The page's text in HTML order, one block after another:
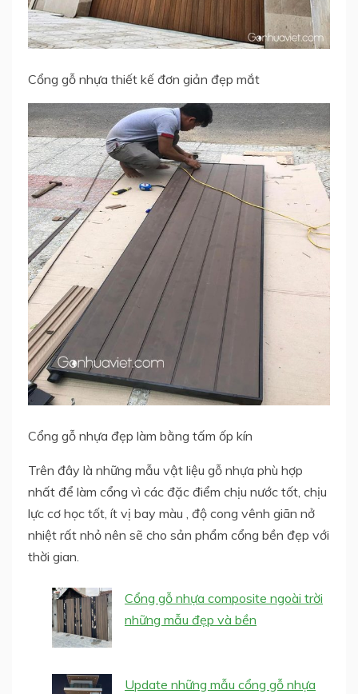
Cổng gỗ nhựa thiết kế đơn giản đẹp mắt
Cổng gỗ nhựa đẹp làm bằng tấm ốp kín
Trên đây là những mẫu vật liệu gỗ nhựa phù hợp
nhất để làm cổng vì các đặc điểm chịu nước tốt, chịu
lực cơ học tốt, ít vị bay màu , độ cong vênh giãn nở
nhiệt rất nhỏ nên sẽ cho sản phẩm cổng bền đẹp với
thời gian.
Cổng gỗ nhựa composite ngoài trời
những mẫu đẹp và bền
Update những mẫu cổng gỗ nhựa